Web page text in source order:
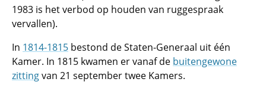
1983 is het verbod op houden van ruggespraak
vervallen).
In 1814-1815 bestond de Staten-Generaal uit één
Kamer. In 1815 kwamen er vanaf de buitengewone
zittingvan 21 september twee Kamers.